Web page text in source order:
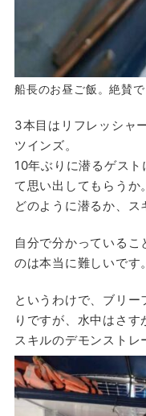
船長のお昼ご飯。絶賛
3本目はリフレッシャ
ツインズ。
10年ぶりに潜るゲス
て思い出してもらうか。
どのように潜るか、ス
自分で分かっている
のは本当に難しいです。
というわけで、ブリ
りですが、水中はさす
スキルのデモンストレ